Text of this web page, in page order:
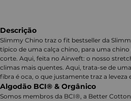
Descrição
Slimmy Chino traz o fit bestseller da
típico de uma calça chino, para uma
corte. Aqui, feita no Airweft: o nosso
climas mais quentes. Aqui, trata-se de
fibra é oca, o que justamente traz a leveza
Algodão BCI® & Orgânico
Somos membros da BCI®, a Better